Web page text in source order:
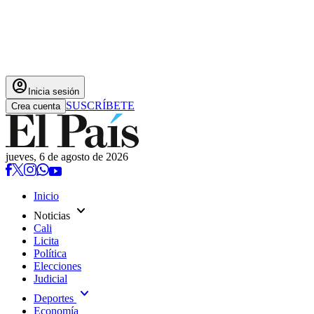
account_circle Inicia sesión
Crea cuenta SUSCRÍBETE
jueves, 6 de agosto de 2026
Inicio
Noticias expand_more
Cali
Licita
Política
Elecciones
Judicial
Deportes expand_more
Economía